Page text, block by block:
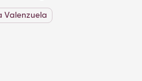
Valenzuela